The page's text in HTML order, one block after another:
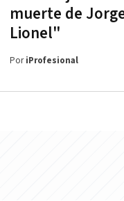
muerte de
Lionel"
PoriProfesional